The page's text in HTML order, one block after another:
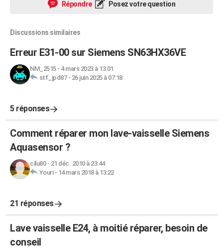
Répondre Posez votre question
Discussions similaires
Erreur E31-00 sur Siemens SN63HX36VE
NM_2515- 4 mars 2023 à 13:01
stf_jpd87- 26 juin 2025 à 07:18
5 réponses
Comment réparer mon lave-vaisselle Siemens
Aquasensor ?
cilu80- 21 déc. 2010 à 23:44
Youri- 14 mars 2018 à 13:22
21 réponses
Lave vaisselle E24, à moitié réparer, besoin de
conseil